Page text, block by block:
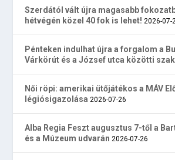
Szerdától vált újra magasabb
hétvégén közel 40 fok is lehet! 2026-07-
Pénteken indulhat újra a forgalom a
Várkörút és a József utca közötti
Női röpi: amerikai ütőjátékos a MÁV
légiósigazolása 2026-07-26
Alba Regia Feszt augusztus 7-től a
és a Múzeum udvarán 2026-07-26